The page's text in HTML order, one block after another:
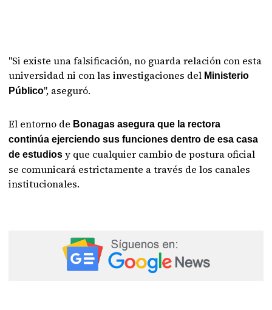
"Si existe una falsificación, no guarda relación con esta
universidad ni con las investigaciones del Ministerio
Público", aseguró.
El entorno de Bonagas asegura que la rectora
continúa ejerciendo sus funciones dentro de esa casa
de estudios y que cualquier cambio de postura oficial
se comunicará estrictamente a través de los canales
institucionales.